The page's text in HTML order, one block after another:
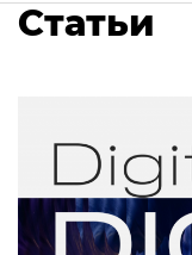
Статьи